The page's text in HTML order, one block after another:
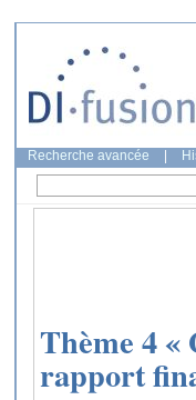
Recherche avancée
Thème 4
rapport